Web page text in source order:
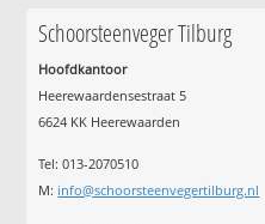
Schoorsteenveger Tilburg
Hoofdkantoor
Heerewaardensestraat 5
6624 KK Heerewaarden
Tel: 013-2070510
M: info@schoorsteenvegertilburg.nl